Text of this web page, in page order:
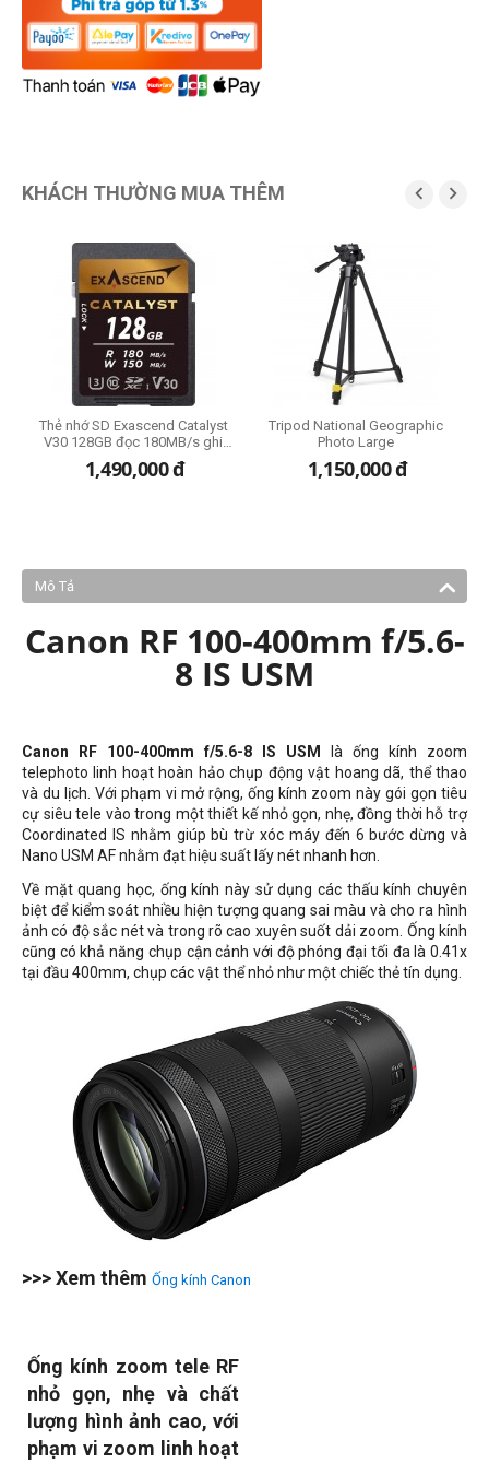
KHÁCH THƯỜNG MUA THÊM  
Thẻ nhớ SD Exascend Catalyst
V30 128GB đọc 180MB/s ghi
150MB/s
1,490,000đ
Tripod National Geographic
Photo Large
1,150,000đ
Mô Tả
Canon RF 100-400mm f/5.6-
8 IS USM
Canon RF 100-400mm f/5.6-8 IS USM
là ống kính zoom
telephoto linh hoạt hoàn hảo chụp động vật hoang dã, thể thao
và du lịch. Với phạm vi mở rộng, ống kính zoom này gói gọn tiêu
cự siêu tele vào trong một thiết kế nhỏ gọn, nhẹ, đồng thời hỗ trợ
Coordinated IS nhằm giúp bù trừ xóc máy đến 6 bước dừng và
Nano USM AF nhằm đạt hiệu suất lấy nét nhanh hơn.
Về mặt quang học, ống kính này sử dụng các thấu kính chuyên
biệt để kiểm soát nhiều hiện tượng quang sai màu và cho ra hình
ảnh có độ sắc nét và trong rõ cao xuyên suốt dải zoom. Ống kính
cũng có khả năng chụp cận cảnh với độ phóng đại tối đa là 0.41x
tại đầu 400mm, chụp các vật thể nhỏ như một chiếc thẻ tín dụng.
>>> Xem thêm Ống kính Canon
Ống kính zoom tele RF
nhỏ gọn, nhẹ và chất
lượng hình ảnh cao, với
phạm vi zoom linh hoạt